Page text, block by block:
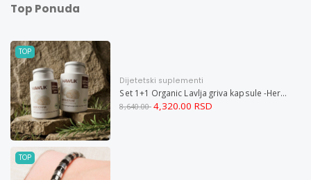
Top Ponuda
TOP
Dijetetski suplementi
Set 1+1 Organic Lavlja griva kapsule -Hericium ekstrakt 60
8,640.00 4,320.00 RSD
TOP